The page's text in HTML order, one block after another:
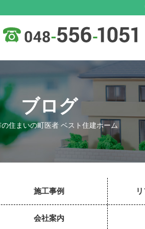
ブログ
住まいの町医者 ベスト住建ホーム
施工事例
会社案内